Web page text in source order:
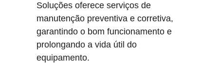
Soluções oferece serviços de
manutenção preventiva e corretiva,
garantindo o bom funcionamento e
prolongando a vida útil do
equipamento.